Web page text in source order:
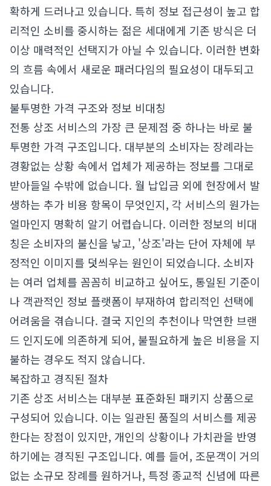
확하게 드러나고 있습니다. 특히 정보 접근성이 높고 합
리적인 소비를 중시하는 젊은 세대에게 기존 방식은 더
이상 매력적인 선택지가 아닐 수 있습니다. 이러한 변화
의 흐름 속에서 새로운 패러다임의 필요성이 대두되고
있습니다.
불투명한 가격 구조와 정보 비대칭
전통 상조 서비스의 가장 큰 문제점 중 하나는 바로 불
투명한 가격 구조입니다. 대부분의 소비자는 장례라는
경황없는 상황 속에서 업체가 제공하는 정보를 그대로
받아들일 수밖에 없습니다. 월 납입금 외에 현장에서 발
생하는 추가 비용 항목이 무엇인지, 각 서비스의 원가는
얼마인지 명확히 알기 어렵습니다. 이러한 정보의 비대
칭은 소비자의 불신을 낳고, '상조'라는 단어 자체에 부
정적인 이미지를 덧씌우는 원인이 되었습니다. 소비자
는 여러 업체를 꼼꼼히 비교하고 싶어도, 통일된 기준이
나 객관적인 정보 플랫폼이 부재하여 합리적인 선택에
어려움을 겪습니다. 결국 지인의 추천이나 막연한 브랜
드 인지도에 의존하게 되어, 불필요하게 높은 비용을 지
불하는 경우도 적지 않습니다.
복잡하고 경직된 절차
기존 상조 서비스는 대부분 표준화된 패키지 상품으로
구성되어 있습니다. 이는 일관된 품질의 서비스를 제공
한다는 장점이 있지만, 개인의 상황이나 가치관을 반영
하기에는 경직된 구조입니다. 예를 들어, 조문객이 거의
없는 소규모 장례를 원하거나, 특정 종교적 신념에 따른